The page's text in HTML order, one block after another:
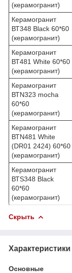
(керамогранит)
Керамогранит
ВТ348 Black 60*60
(керамогранит)
Керамогранит
ВТ481 White 60*60
(керамогранит)
Керамогранит
ВТN323 mocha
60*60
(керамогранит)
Керамогранит
ВТN481 White
(DR01 2424) 60*60
(керамогранит)
Керамогранит
ВТS348 Black
60*60
(керамогранит)
Скрыть
Характеристики
Основные